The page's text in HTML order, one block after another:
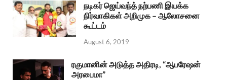
நடிகர் ஜெய்வந்த் நற்பணி இயக்க
நிர்வாகிகள் அறிமுக – ஆலோசனை
கூட்டம்
August 6, 2019
ரகுமானின் அடுத்த அதிரடி, “ஆபரேஷன்
அரபைமா”